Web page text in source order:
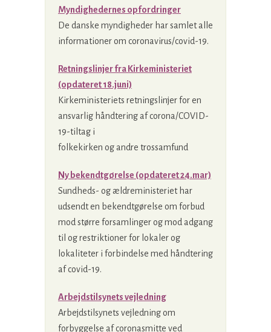
Myndighedernes opfordringer
De danske myndigheder har samlet alle
informationer om coronavirus/covid-19.
Retningslinjer fra Kirkeministeriet
(opdateret 18.juni)
Kirkeministeriets retningslinjer for en
ansvarlig håndtering af corona/COVID-
19-tiltag i
folkekirken og andre trossamfund
Ny bekendtgørelse (opdateret 24.mar)
Sundheds- og ældreministeriet har
udsendt en bekendtgørelse om forbud
mod større forsamlinger og mod adgang
til og restriktioner for lokaler og
lokaliteter i forbindelse med håndtering
af covid-19.
Arbejdstilsynets vejledning
Arbejdstilsynets vejledning om
forbyggelse af coronasmitte ved